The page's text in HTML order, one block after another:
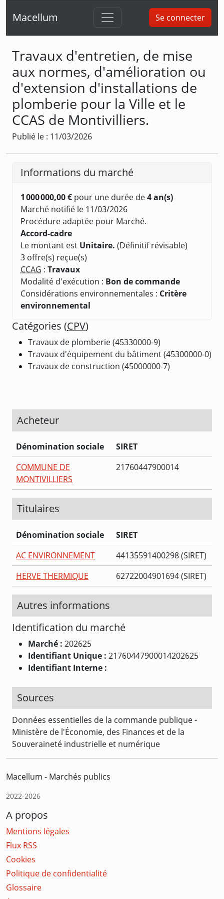
Macellum Se connecter
Travaux d'entretien, de mise
aux normes, d'amélioration ou
d'extension d'installations de
plomberie pour la Ville et le
CCAS de Montivilliers.
Publié le : 11/03/2026
Informations du marché
1 000 000,00 € pour une durée de4 an(s)
Marché notifié le 11/03/2026
Procédure adaptée pour Marché.
Accord-cadre
Le montant est Unitaire. (Définitif révisable)
3 offre(s) reçue(s)
CCAG : Travaux
Modalité d'exécution : Bon de commande
Considérations environnementales : Critère
environnemental
Catégories (CPV)
Travaux de plomberie (45330000-9)
Travaux d'équipement du bâtiment (45300000-0)
Travaux de construction (45000000-7)
Acheteur
Dénomination sociale
SIRET
COMMUNE DE
MONTIVILLIERS
21760447900014
Titulaires
Dénomination sociale
SIRET
AC ENVIRONNEMENT
44135591400298 (SIRET)
HERVE THERMIQUE
62722004901694 (SIRET)
Autres informations
Identification du marché
Marché : 202625
Identifiant Unique : 21760447900014202625
Identifiant Interne :
Sources
Données essentielles de la commande publique -
Ministère de l'Économie, des Finances et de la
Souveraineté industrielle et numérique
Macellum - Marchés publics
2022-2026
A propos
Mentions légales
Flux RSS
Cookies
Politique de confidentialité
Glossaire